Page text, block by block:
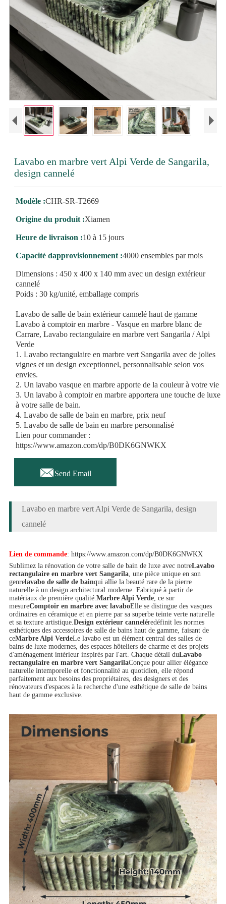
Lavabo en marbre vert Alpi Verde de Sangarila,
design cannelé
Modèle :CHR-SR-T2669
Origine du produit :Xiamen
Heure de livraison :10 à 15 jours
Capacité dapprovisionnement :4000 ensembles par mois
Dimensions : 450 x 400 x 140 mm avec un design extérieur
cannelé
Poids : 30 kg/unité, emballage compris
Lavabo de salle de bain extérieur cannelé haut de gamme
Lavabo à comptoir en marbre - Vasque en marbre blanc de
Carrare, Lavabo rectangulaire en marbre vert Sangarila / Alpi
Verde
1. Lavabo rectangulaire en marbre vert Sangarila avec de jolies
vignes et un design exceptionnel, personnalisable selon vos
envies.
2. Un lavabo vasque en marbre apporte de la couleur à votre vie
3. Un lavabo à comptoir en marbre apportera une touche de luxe
à votre salle de bain.
4. Lavabo de salle de bain en marbre, prix neuf
5. Lavabo de salle de bain en marbre personnalisé
Lien pour commander :
https://www.amazon.com/dp/B0DK6GNWKX
Send Email
Lavabo en marbre vert Alpi Verde de Sangarila, design
cannelé
Lien de commande: https://www.amazon.com/dp/B0DK6GNWKX
Sublimez la rénovation de votre salle de bain de luxe avec notreLavabo
rectangulaire en marbre vert Sangarila, une pièce unique en son
genrelavabo de salle de bainqui allie la beauté rare de la pierre
naturelle à un design architectural moderne. Fabriqué à partir de
matériaux de première qualité.Marbre Alpi Verde, ce sur
mesureComptoir en marbre avec lavaboElle se distingue des vasques
ordinaires en céramique et en pierre par sa superbe teinte verte naturelle
et sa texture artistique.Design extérieur canneléredéfinit les normes
esthétiques des accessoires de salle de bains haut de gamme, faisant de
ceMarbre Alpi VerdeLe lavabo est un élément central des salles de
bains de luxe modernes, des espaces hôteliers de charme et des projets
d'aménagement intérieur inspirés par l'art. Chaque détail duLavabo
rectangulaire en marbre vert SangarilaConçue pour allier élégance
naturelle intemporelle et fonctionnalité au quotidien, elle répond
parfaitement aux besoins des propriétaires, des designers et des
rénovateurs d'espaces à la recherche d'une esthétique de salle de bains
haut de gamme exclusive.